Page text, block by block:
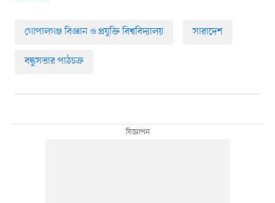
গোপালগঞ্জ বিজ্ঞান ও প্রযুক্তি বিশ্ববিদ্যালয় সারাদেশ
বন্ধুসভার পাঠচক্র